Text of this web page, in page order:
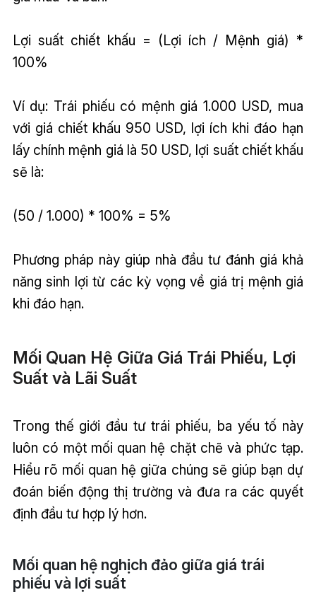
Lợi suất chiết khấu = (Lợi ích / Mệnh giá) *
100%
Ví dụ: Trái phiếu có mệnh giá 1.000 USD, mua
với giá chiết khấu 950 USD, lợi ích khi đáo hạn
lấy chính mệnh giá là 50 USD, lợi suất chiết khấu
sẽ là:
(50 / 1.000) * 100% = 5%
Phương pháp này giúp nhà đầu tư đánh giá khả
năng sinh lợi từ các kỳ vọng về giá trị mệnh giá
khi đáo hạn.
Mối Quan Hệ Giữa Giá Trái Phiếu, Lợi
Suất và Lãi Suất
Trong thế giới đầu tư trái phiếu, ba yếu tố này
luôn có một mối quan hệ chặt chẽ và phức tạp.
Hiểu rõ mối quan hệ giữa chúng sẽ giúp bạn dự
đoán biến động thị trường và đưa ra các quyết
định đầu tư hợp lý hơn.
Mối quan hệ nghịch đảo giữa giá trái
phiếu và lợi suất